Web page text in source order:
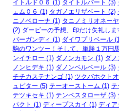
イトルド０６ (1) タイトルパート (3)
ェム０６ (1) タガノエリザベート (2)
ニノベローナ (1) タニノミリオネー
(2) ダービーの予想、印だけ失礼しま
バーガンディ (1) ダイワプリベール
駒のワンツー！そして、単勝１万円
ンイチロー (1) ダノンカモン (1) ダ
ノンヒデキ (1) ダノンベルベール (3)
チチカステナンゴ (1) ツクバホクト
ュピター (5) テーオーストーム (1)
テツキセキ (1) テンペスタローザ (3)
パクト (1) ディープスカイ (1) ディア